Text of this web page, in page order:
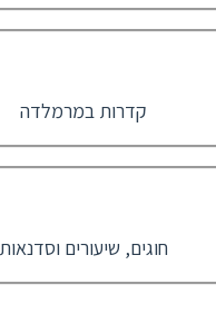
קדרות במרמלדה
חוגים, שיעורים וסדנאות